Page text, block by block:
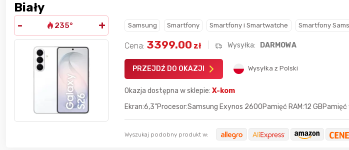
Biały
- 235° + Samsung Smartfony Smartfony i Smartwatche Smartfony
Cena: 3399.00 zł Wysyłka: DARMOWA
PRZEJDŹ DO OKAZJI Wysyłka z Polski
Okazja dostępna w sklepie:X-kom
Ekran:6,3"Procesor:Samsung Exynos 2600Pamięć RAM:12
Wyszukaj podobny produkt w:
najlepszego
w poprzednim
Nagroda dlanajlepszego
użytkownikaw tym miesiącu:
Nagroda zanajlepiej